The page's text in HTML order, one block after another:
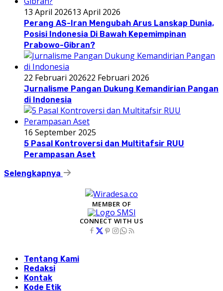
13 April 202613 April 2026
Perang AS-Iran Mengubah Arus Lanskap Dunia,
Posisi Indonesia Di Bawah Kepemimpinan
Prabowo-Gibran?
22 Februari 202622 Februari 2026
Jurnalisme Pangan Dukung Kemandirian Pangan
di Indonesia
16 September 2025
5 Pasal Kontroversi dan Multitafsir RUU
Perampasan Aset
Selengkapnya
MEMBER OF
CONNECT WITH US
Tentang Kami
Redaksi
Kontak
Kode Etik